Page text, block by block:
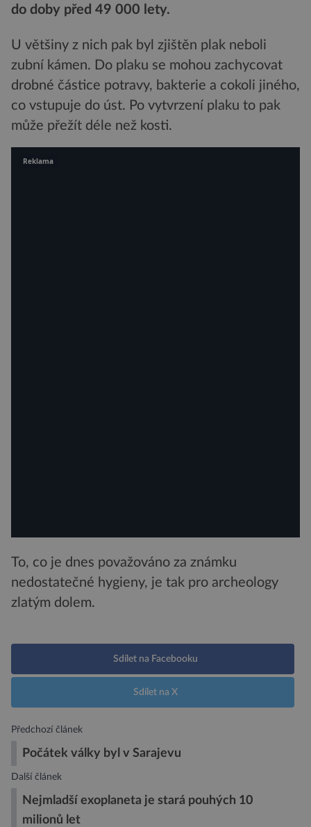
do doby před 49 000 lety.
U většiny z nich pak byl zjištěn plak neboli
zubní kámen. Do plaku se mohou zachycovat
drobné částice potravy, bakterie a cokoli jiného,
co vstupuje do úst. Po vytvrzení plaku to pak
může přežít déle než kosti.
To, co je dnes považováno za známku
nedostatečné hygieny, je tak pro archeology
zlatým dolem.
Sdílet na Facebooku
Sdílet na X
Předchozí článek
Počátek války byl v Sarajevu
Další článek
Nejmladší exoplaneta je stará pouhých 10
milionů let
Reklama